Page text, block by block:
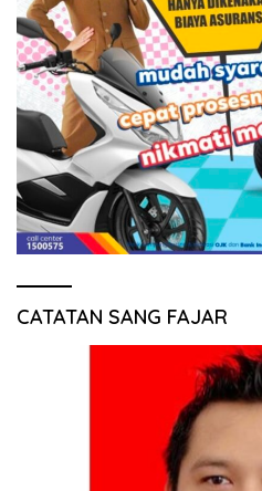
CATATAN SANG FAJAR